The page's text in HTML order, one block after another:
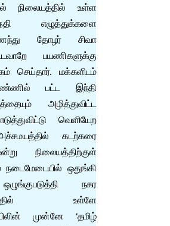
நிலையத்தில் உள்ள
எழுத்துக்களை
தோழர் சிவா
பயணிகளுக்கு
செய்தார். மக்களிடம்
கண்ணில் பட்ட இந்தி
அழித்துவிட்ட
வெளியேற
கடற்கரை
நிலையத்திற்குள்
ஒதுங்கி
நகர
உள்ளே
முன்னே ‘தமிழ்